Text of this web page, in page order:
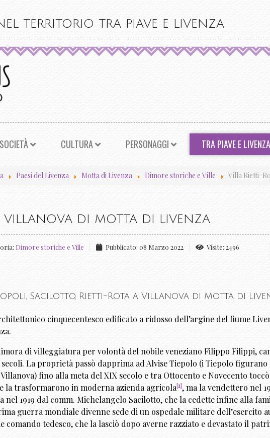
TERRITORIO TRA PIAVE E LIVENZA
CULTURA PERSONAGGI TRA PIAVE E LIVENZA
Paesi del Livenza Motta di Livenza Dimore storiche e Ville Villa Rietti-
VILLANOVA DI MOTTA DI LIVENZA
Dimore storiche e Ville Pubblicato: 08 Marzo 2022 Visite: 2496
Sacilotto, Rietti-Rota a Villanova di Motta di
cinquecentesco edificato a ridosso dell’argine del fiume
di villeggiatura per volontà del nobile veneziano Filippo Filippi,
La proprietà passò dapprima ad Alvise Tiepolo (i Tiepolo
fino alla meta del XIX secolo e tra Ottocento e Novecento
la trasformarono in moderna azienda agricola[1], ma la vendettero nel
nel 1919 dal comm. Michelangelo Sacilotto, che la cedette infine alla
guerra mondiale divenne sede di un ospedale militare dell’esercito
comando tedesco, che la lasciò dopo averne razziato e devastato il